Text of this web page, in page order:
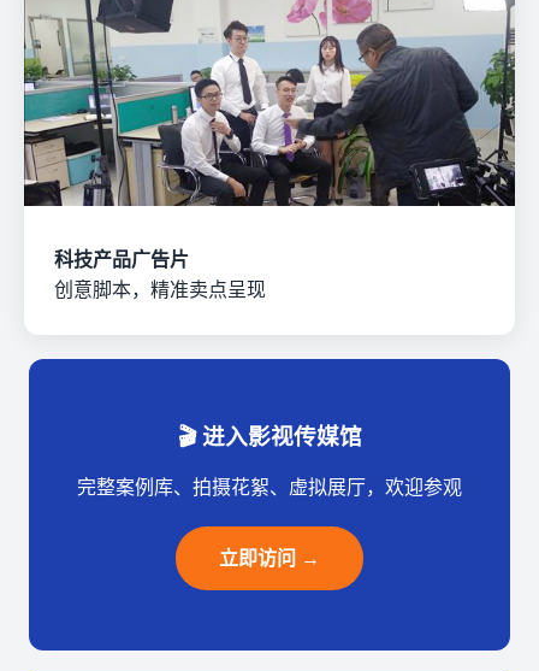
科技产品广告片
创意脚本，精准卖点呈现
🎬 进入影视传媒馆
完整案例库、拍摄花絮、虚拟展厅，欢迎参观
立即访问 →